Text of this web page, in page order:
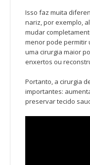
Isso faz muita
nariz, por exemplo,
mudar
menor pode permitir
uma cirurgia maior
enxertos ou
Portanto, a cirurgia
importantes:
preservar tecido